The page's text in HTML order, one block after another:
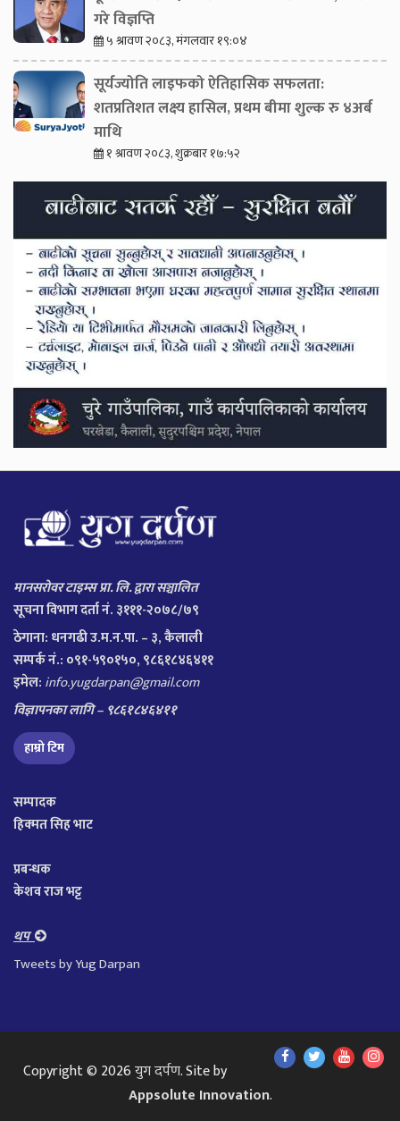
गरे विज्ञप्ति
५ श्रावण २०८३, मंगलवार १९:०४
सूर्यज्योति लाइफको ऐतिहासिक सफलता:
शतप्रतिशत लक्ष्य हासिल, प्रथम बीमा शुल्क रु ४अर्ब
माथि
१ श्रावण २०८३, शुक्रबार १७:५२
मानसरोवर टाइम्स प्रा. लि. द्वारा सञ्चालित
सूचना विभाग दर्ता नं. ३१११-२०७८/७९
ठेगाना: धनगढी उ.म.न.पा. – ३, कैलाली
सम्पर्क नं.: ०९१-५९०१५०, ९८६१८४६४११
इमेल: info.yugdarpan@gmail.com
विज्ञापनका लागि – ९८६१८४६४११
हाम्रो टिम
सम्पादक
हिक्मत सिह भाट
प्रबन्धक
केशव राज भट्ट
थप
Tweets by Yug Darpan
Find Find Find
Copyright © 2026युग दर्पण. Site by
Appsolute Innovation.